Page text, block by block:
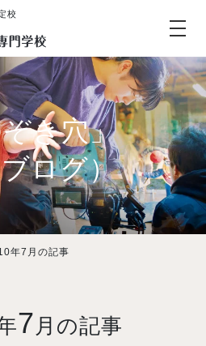
校
き穴」
ブログ）
年7月の記事
7 月の記事